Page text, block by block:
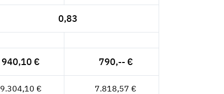
0,83
940,10 € 790,-- €
9.304,10 € 7.818,57 €